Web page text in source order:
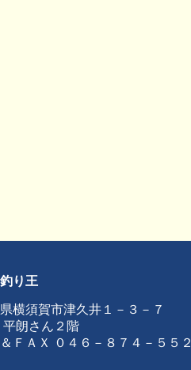
り王
横須賀市津久井１－３－７
平朗さん２階
ＦＡＸ ０４６－８７４－５５２